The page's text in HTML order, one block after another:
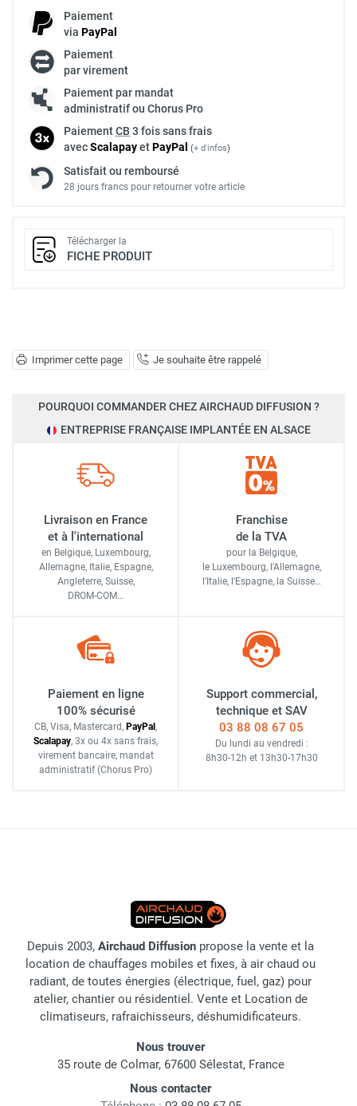
Imprimer cette page Je souhaite être rappelé
Paiement
via PayPal
Paiement
par virement
Paiement par mandat
administratif ou Chorus Pro
PaiementCB 3 fois sans frais
avecScalapayetPayPal (+ d'infos)
Satisfait ou remboursé
28 jours francs pour retourner votre article
Télécharger la
FICHE PRODUIT
POURQUOI COMMANDER CHEZ AIRCHAUD DIFFUSION ?
ENTREPRISE FRANÇAISE IMPLANTÉE EN ALSACE
Livraison en France
et à l'international
en Belgique, Luxembourg,
Allemagne, Italie, Espagne,
Angleterre, Suisse,
DROM-COM…
Franchise
de la TVA
pour la Belgique,
le Luxembourg, l'Allemagne,
l'Italie, l'Espagne, la Suisse…
Paiement en ligne
100% sécurisé
CB, Visa, Mastercard, PayPal ,
Scalapay, 3x ou 4x sans frais,
virement bancaire, mandat
administratif (Chorus Pro)
Support commercial,
technique et SAV
03 88 08 67 05
Du lundi au vendredi :
8h30-12h et 13h30-17h30
Depuis 2003, Airchaud Diffusion propose la vente et la
location de chauffages mobiles et fixes, à air chaud ou
radiant, de toutes énergies (électrique, fuel, gaz) pour
atelier, chantier ou résidentiel. Vente et Location de
climatiseurs, rafraichisseurs, déshumidificateurs.
Nous trouver
35 route de Colmar, 67600 Sélestat, France
Nous contacter